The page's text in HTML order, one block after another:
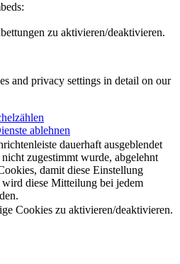
zu aktivieren/deaktivieren.
and privacy settings in detail on our
ablehnen
dauerhaft ausgeblendet
zugestimmt wurde, abgelehnt
damit diese Einstellung
diese Mitteilung bei jedem
Cookies zu aktivieren/deaktivieren.